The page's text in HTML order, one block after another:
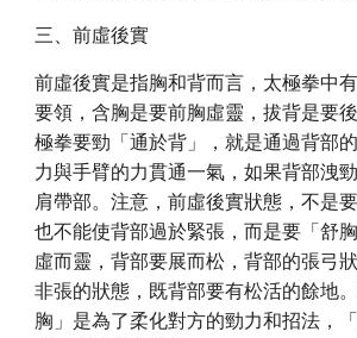
三、前虛後實
前虛後實是指胸和背而言，太極拳中
要領，含胸是要前胸虛靈，拔背是要
極拳要勁「通於背」，就是通過背部
力與手臂的力貫通一氣，如果背部洩
肩帶部。注意，前虛後實狀態，不是
也不能使背部過於緊張，而是要「舒
虛而靈，背部要展而松，背部的張弓
非張的狀態，既背部要有松活的餘地
胸」是為了柔化對方的勁力和招法，